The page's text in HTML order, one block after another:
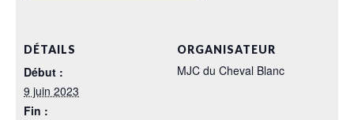
DÉTAILS
Début :
9 juin 2023
Fin :
ORGANISATEUR
MJC du Cheval Blanc